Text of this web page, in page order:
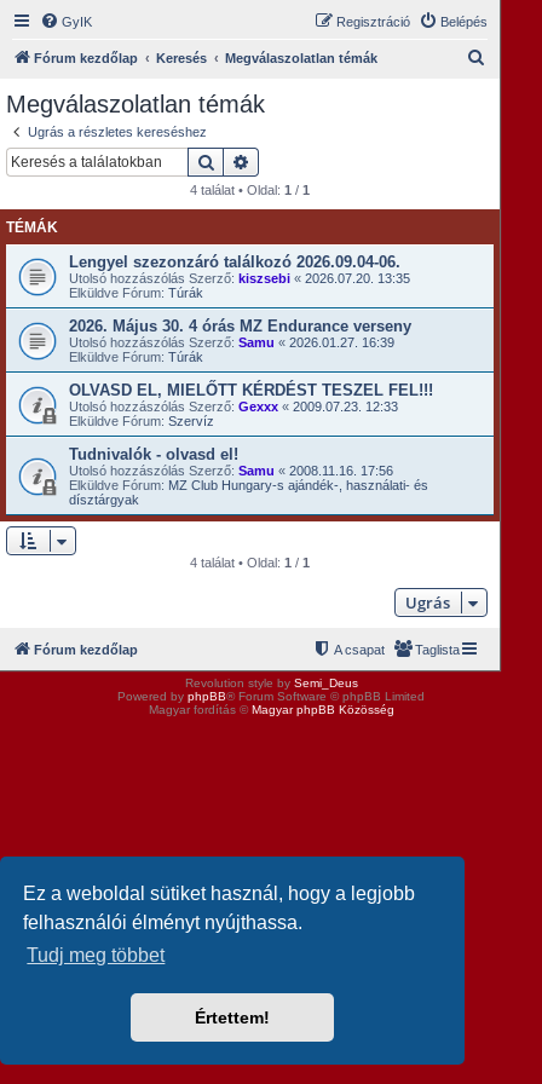
Ez a weboldal sütiket használ, hogy a legjobb
felhasználói élményt nyújthassa.
Tudj meg többet
Értettem!
GyIK Belépés
Regisztráció
Fórum kezdőlap Keresés Megválaszolatlan témák
Megválaszolatlan témák
Ugrás a részletes kereséshez
Keresés
4 találat • Oldal:1 /1
TÉMÁK
Lengyel szezonzáró találkozó 2026.09.04-06.
Utolsó hozzászólás Szerző: kiszsebi « 2026.07.20. 13:35
Elküldve Fórum: Túrák
2026. Május 30. 4 órás MZ Endurance verseny
Utolsó hozzászólás Szerző: Samu « 2026.01.27. 16:39
Elküldve Fórum: Túrák
OLVASD EL, MIELŐTT KÉRDÉST TESZEL FEL!!!
Utolsó hozzászólás Szerző: Gexxx « 2009.07.23. 12:33
Elküldve Fórum: Szervíz
Tudnivalók - olvasd el!
Utolsó hozzászólás Szerző: Samu « 2008.11.16. 17:56
Elküldve Fórum: MZ Club Hungary-s ajándék-, használati- és
dísztárgyak
4 találat • Oldal:1 /1
Ugrás
Fórum kezdőlap Taglista
A csapat
Revolution style by Semi_Deus
Powered by phpBB® Forum Software © phpBB Limited
Magyar fordítás ©Magyar phpBB Közösség